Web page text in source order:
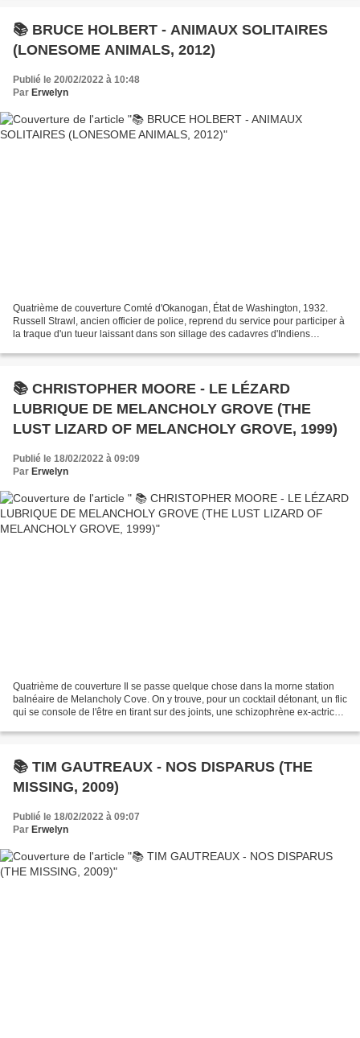
📚 BRUCE HOLBERT - ANIMAUX SOLITAIRES
(LONESOME ANIMALS, 2012)
Publié le 20/02/2022 à 10:48
Par Erwelyn
Quatrième de couverture Comté d'Okanogan, État de Washington, 1932.
Russell Strawl, ancien officier de police, reprend du service pour participer à
la traque d'un tueur laissant dans son sillage des cadavres d'Indiens
📚 CHRISTOPHER MOORE - LE LÉZARD
LUBRIQUE DE MELANCHOLY GROVE (THE
LUST LIZARD OF MELANCHOLY GROVE, 1999)
Publié le 18/02/2022 à 09:09
Par Erwelyn
Quatrième de couverture Il se passe quelque chose dans la morne station
balnéaire de Melancholy Cove. On y trouve, pour un cocktail détonant, un flic
qui se console de l'être en tirant sur des joints, une schizophrène ex-actrice
📚 TIM GAUTREAUX - NOS DISPARUS (THE
MISSING, 2009)
Publié le 18/02/2022 à 09:07
Par Erwelyn